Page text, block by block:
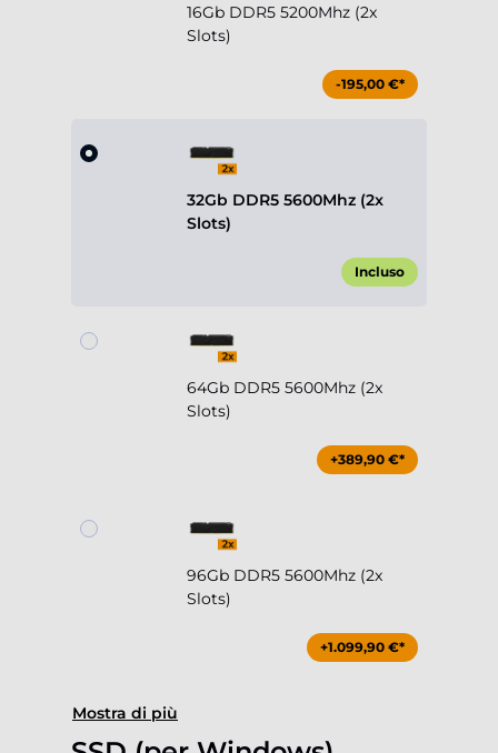
16Gb DDR5 5200Mhz (2x
Slots)
-195,00 €*
32Gb DDR5 5600Mhz (2x
Slots)
Incluso
64Gb DDR5 5600Mhz (2x
Slots)
+389,90 €*
96Gb DDR5 5600Mhz (2x
Slots)
+1.099,90 €*
Mostra di più